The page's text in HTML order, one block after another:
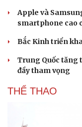
Apple và
smartphone cao
Bắc Kinh triển
Trung Quốc tăng
đầy tham vọng
THỂ THAO